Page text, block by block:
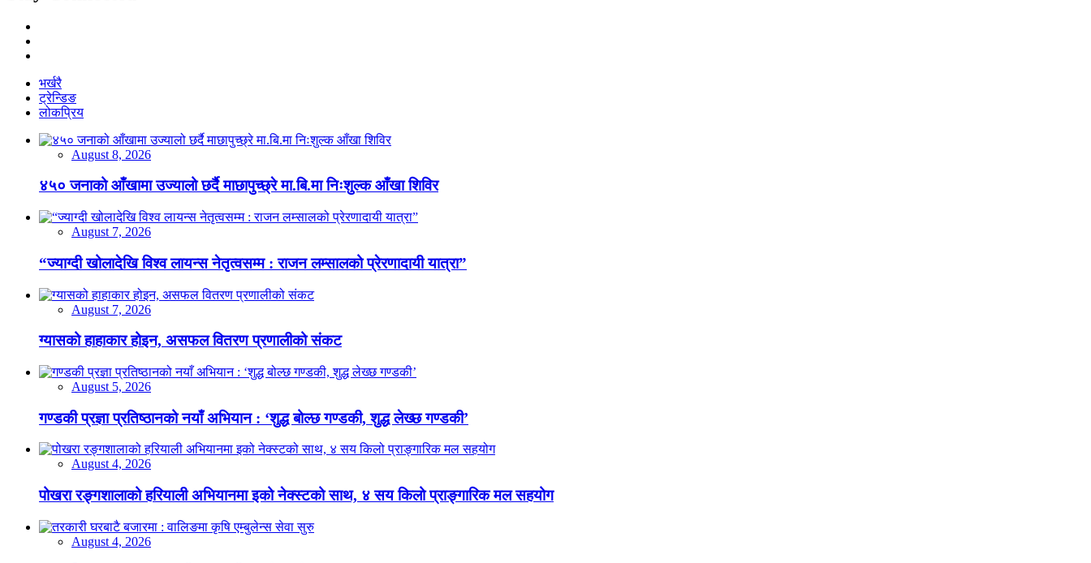
भर्खरै
ट्रेन्डिङ
लोकप्रिय
August 8, 2026
४५० जनाको आँखामा उज्यालो छर्दै माछापुच्छ्रे मा.बि.मा निःशुल्क आँखा शिविर
August 7, 2026
“ज्याग्दी खोलादेखि विश्व लायन्स नेतृत्वसम्म : राजन लम्सालको प्रेरणादायी यात्रा”
August 7, 2026
ग्यासको हाहाकार होइन, असफल वितरण प्रणालीको संकट
August 5, 2026
गण्डकी प्रज्ञा प्रतिष्ठानको नयाँ अभियान : ‘शुद्ध बोल्छ गण्डकी, शुद्ध लेख्छ गण्डकी’
August 4, 2026
पोखरा रङ्गशालाको हरियाली अभियानमा इको नेक्स्टको साथ, ४ सय किलो प्राङ्गारिक मल सहयोग
August 4, 2026